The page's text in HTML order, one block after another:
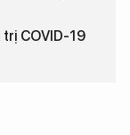
COVID-19